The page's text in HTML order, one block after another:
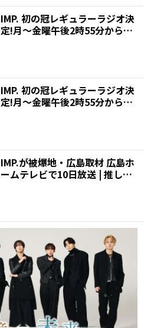
IMP. 初の冠レギュラーラジオ決
定!月～金曜午後2時55分からTO
IMP. 初の冠レギュラーラジオ決
定!月～金曜午後2時55分からTO
IMP.が被爆地・広島取材 広島ホ
ームテレビで10日放送 | 推しが